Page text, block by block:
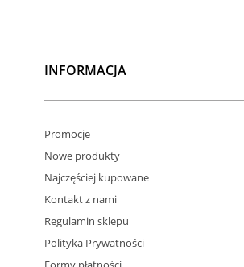
INFORMACJA
Promocje
Nowe produkty
Najczęściej kupowane
Kontakt z nami
Regulamin sklepu
Polityka Prywatności